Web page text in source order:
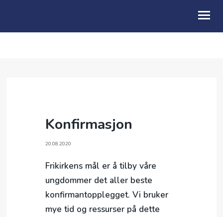
BARN & FAMILIE
SENIORARBEID
VIDEO & PODCAST
Konfirmasjon
20.08.2020
Frikirkens mål er å tilby våre
ungdommer det aller beste
konfirmantopplegget. Vi bruker
mye tid og ressurser på dette